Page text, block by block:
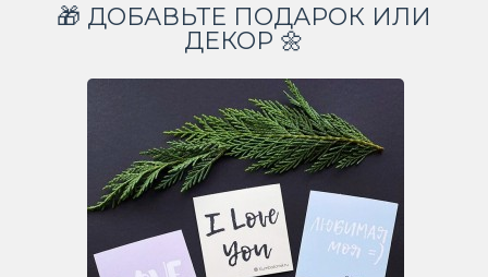
🎁 ДОБАВЬТЕ ПОДАРОК ИЛИ
ДЕКОР 🌼